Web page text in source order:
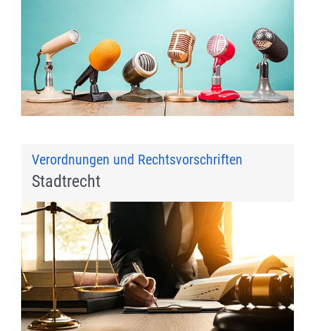
Verordnungen und Rechtsvorschriften
Stadtrecht